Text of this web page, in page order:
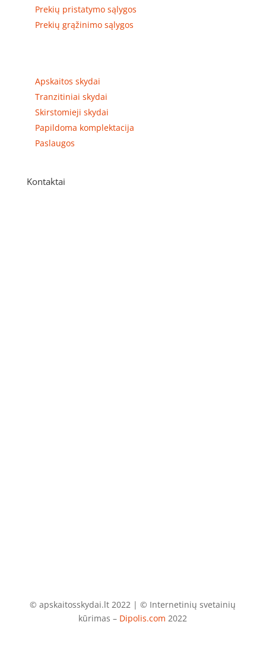
Prekių pristatymo sąlygos
Prekių grąžinimo sąlygos
Apskaitos skydai
Tranzitiniai skydai
Skirstomieji skydai
Papildoma komplektacija
Paslaugos
Kontaktai
© apskaitosskydai.lt 2022 | © Internetinių svetainių
kūrimas – Dipolis.com 2022